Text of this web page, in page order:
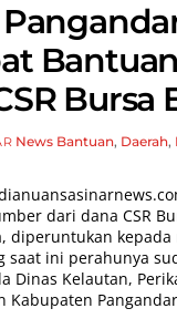
Bursa
News Bantuan, Daerah,
dari dana CSR
diperuntukan kepada
saat ini perahunya
Dinas Kelautan,
Kabupaten